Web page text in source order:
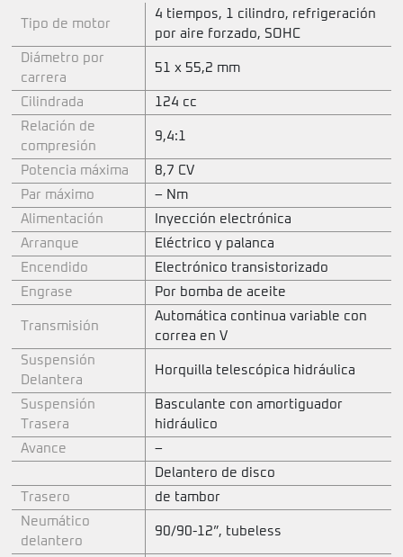
Tipo de motor
4 tiempos, 1 cilindro, refrigeración
por aire forzado, SOHC
Diámetro por
carrera
51 x 55,2 mm
Cilindrada
124 cc
Relación de
compresión
9,4:1
Potencia máxima
8,7 CV
Par máximo
– Nm
Alimentación
Inyección electrónica
Arranque
Eléctrico y palanca
Encendido
Electrónico transistorizado
Engrase
Por bomba de aceite
Transmisión
Automática continua variable con
correa en V
Suspensión
Delantera
Horquilla telescópica hidráulica
Suspensión
Trasera
Basculante con amortiguador
hidráulico
Avance
–
Delantero de disco
Trasero
de tambor
Neumático
delantero
90/90-12”, tubeless